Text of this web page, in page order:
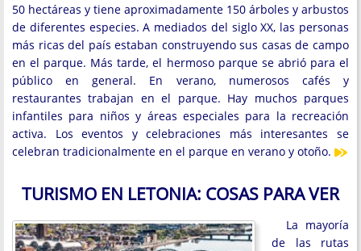
50 hectáreas y tiene aproximadamente 150 árboles y arbustos
de diferentes especies. A mediados del siglo XX, las personas
más ricas del país estaban construyendo sus casas de campo
en el parque. Más tarde, el hermoso parque se abrió para el
público en general. En verano, numerosos cafés y
restaurantes trabajan en el parque. Hay muchos parques
infantiles para niños y áreas especiales para la recreación
activa. Los eventos y celebraciones más interesantes se
celebran tradicionalmente en el parque en verano y otoño.
TURISMO EN LETONIA: COSAS PARA VER
La mayoría
de las rutas